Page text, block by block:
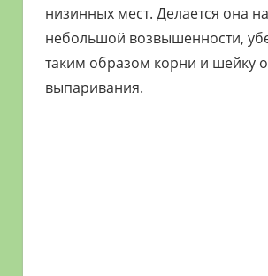
низинных мест. Делается она на
небольшой возвышенности,
таким образом корни и шейку
выпаривания.